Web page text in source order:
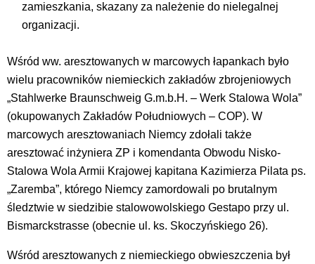
zamieszkania, skazany za należenie do nielegalnej
organizacji.
Wśród ww. aresztowanych w marcowych łapankach było
wielu pracowników niemieckich zakładów zbrojeniowych
„Stahlwerke Braunschweig G.m.b.H. – Werk Stalowa Wola”
(okupowanych Zakładów Południowych – COP). W
marcowych aresztowaniach Niemcy zdołali także
aresztować inżyniera ZP i komendanta Obwodu Nisko-
Stalowa Wola Armii Krajowej kapitana Kazimierza Pilata ps.
„Zaremba”, którego Niemcy zamordowali po brutalnym
śledztwie w siedzibie stalowowolskiego Gestapo przy ul.
Bismarckstrasse (obecnie ul. ks. Skoczyńskiego 26).
Wśród aresztowanych z niemieckiego obwieszczenia był